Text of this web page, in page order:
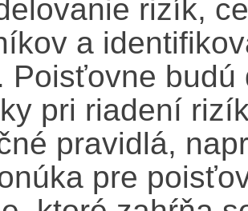
rizík,
a
Poisťovne
pri riadení
pravidlá,
pre